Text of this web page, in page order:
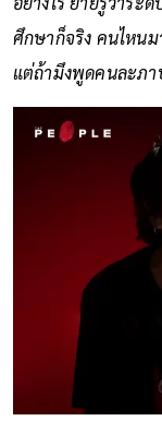
ศึกษาก็จริง คนไหน
แต่ถ้ามึงพูดคนละภ